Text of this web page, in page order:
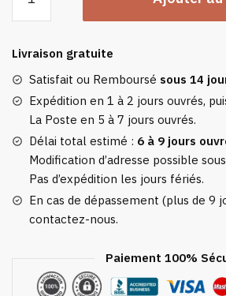
Chaussons
Livraison gratuite
Satisfait ou Remboursé sous 14
Expédition en 1 à 2 jours ouvrés,
La Poste en 5 à 7 jours ouvrés.
Délai total estimé : 6 à 9 jours
Modification d’adresse possible
Pas d’expédition les jours fériés.
En cas de dépassement (plus de 9
contactez-nous.
Paiement 100%